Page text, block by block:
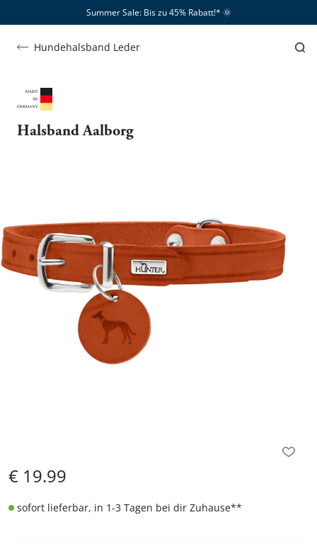
Summer Sale: Bis zu 45% Rabatt!*​ 🌞
Hundehalsband Leder
Halsband Aalborg
€ 19.99
sofort lieferbar, in 1-3 Tagen bei dir Zuhause**